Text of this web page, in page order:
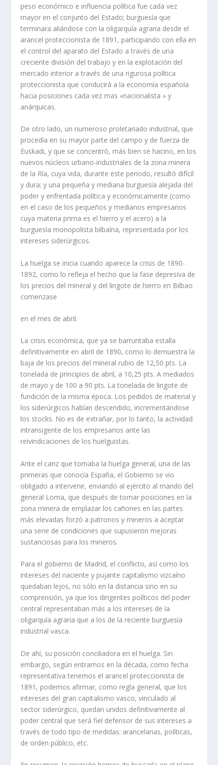
peso económico e influencia polí­tica fue cada vez
mayor en el conjunto del Estado; burguesí­a que
terminara aliándose con la oligarquí­a agraria desde el
arancel proteccionista de 1891, participando con ella en
el control del aparato del Estado a través de una
creciente división del trabajo y en la explotación del
mercado interior a través de una rigurosa polí­tica
proteccionista que conducirá a la economí­a española
hacia posiciones cada vez mas «nacionalista » y
anárquicas.
De otro lado, un numeroso proletariado industrial, que
procedí­a en su mayor parte del campo y de fuerza de
Euskadi, y que se concentró, más bien se hacino, en los
nuevos núcleos urbano-industriales de la zona minera
de la Rí­a, cuya vida, durante este periodo, resultó difí­cil
y dura; y una pequeña y mediana burguesí­a alejada del
poder y enfrentada polí­tica y económicamente (como
en el caso de los pequeños y medianos empresarios
cuya materia prima es el hierro y el acero) a la
burguesí­a monopolista bilbaí­na, representada por los
intereses siderúrgicos.
La huelga se inicia cuando aparece la crisis de 1890-
1892, como lo refleja el hecho que la fase depresiva de
los precios del mineral y del lingote de hierro en Bilbao
comenzase
en el mes de abril.
La crisis económica, que ya se barruntaba estalla
definitivamente en abril de 1890, como lo demuestra la
baja de los precios del mineral rubio de 12,50 pts. La
tonelada de principios de abril, a 10,25 pts. A mediados
de mayo y de 100 a 90 pts. La tonelada de lingote de
fundición de la misma época. Los pedidos de material y
los siderúrgicos habí­an descendido, incrementándose
los stocks. No es de extrañar, por lo tanto, la actividad
intransigente de los empresarios ante las
reivindicaciones de los huelguistas.
Ante el cariz que tomaba la huelga general, una de las
primeras que conocí­a España, el Gobierno se vio
obligado a intervenir, enviando al ejército al mando del
general Loma, que después de tomar posiciones en la
zona minera de emplazar los cañones en las partes
más elevadas forzó a patronos y mineros a aceptar
una serie de condiciones que supusieron mejoras
sustanciosas para los mineros.
Para el gobierno de Madrid, el conflicto, así­ como los
intereses del naciente y pujante capitalismo vizcaí­no
quedaban lejos, no sólo en la distancia sino en su
comprensión, ya que los dirigentes polí­ticos del poder
central representaban más a los intereses de la
oligarquí­a agraria que a los de la reciente burguesí­a
industrial vasca.
De ahí­, su posición conciliadora en el huelga. Sin
embargo, según entramos en la década, como fecha
representativa tenemos el arancel proteccionista de
1891, podemos afirmar, como regla general, que los
intereses del gran capitalismo vasco, vinculado al
sector siderúrgico, quedan unidos definitivamente al
poder central que será fiel defensor de sus intereses a
través de todo tipo de medidas: arancelarias, polí­ticas,
de orden público, etc.